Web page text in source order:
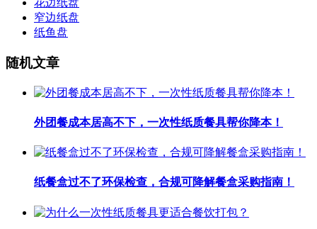
花边纸盘
窄边纸盘
纸鱼盘
随机文章
外团餐成本居高不下，一次性纸质餐具帮你降本！
纸餐盒过不了环保检查，合规可降解餐盒采购指南！